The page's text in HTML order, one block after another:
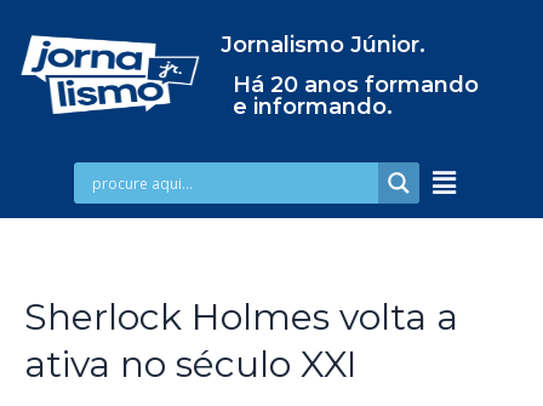
Jornalismo Júnior.
Há 20 anos formando
e informando.
Sherlock Holmes volta a
ativa no século XXI